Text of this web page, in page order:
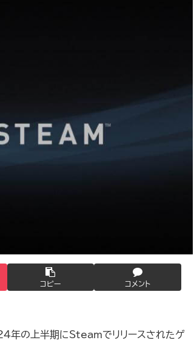
コピー コメント
年の上半期にSteamでリリースされたゲ